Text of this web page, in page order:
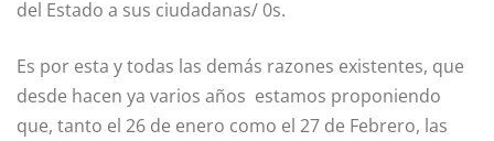
del Estado a sus ciudadanas/ 0s.
Es por esta y todas las demás razones existentes, que
desde hacen ya varios años estamos proponiendo
que, tanto el 26 de enero como el 27 de Febrero, las